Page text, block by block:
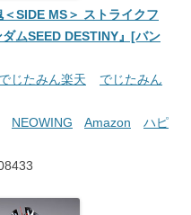
SIDE MS＞ ストライクフ
ムSEED DESTINY』[バン
でじたみん楽天
でじたみん
NEOWING Amazon
ハピ